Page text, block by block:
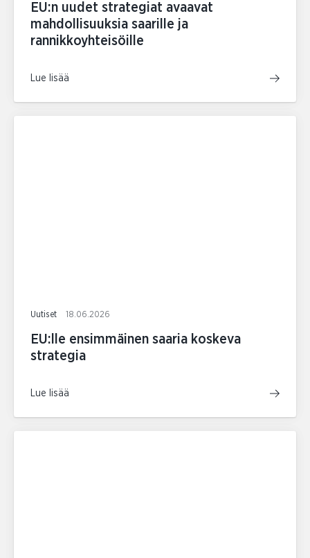
EU:n uudet strategiat avaavat
mahdollisuuksia saarille ja
rannikkoyhteisöille
Lue lisää
Uutiset 18.06.2026
EU:lle ensimmäinen saaria koskeva
strategia
Lue lisää